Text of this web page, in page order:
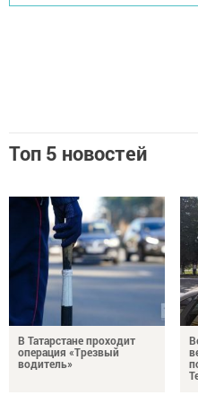
Топ 5 новостей
В Татарстане проходит
операция «Трезвый
водитель»